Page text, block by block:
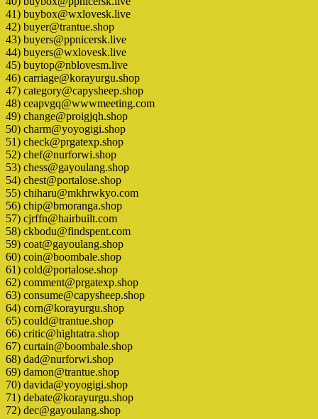
41) buybox@wxlovesk.live
42) buyer@trantue.shop
43) buyers@ppnicersk.live
44) buyers@wxlovesk.live
45) buytop@nblovesm.live
46) carriage@korayurgu.shop
47) category@capysheep.shop
48) ceapvgq@wwwmeeting.com
49) change@proigjqh.shop
50) charm@yoyogigi.shop
51) check@prgatexp.shop
52) chef@nurforwi.shop
53) chess@gayoulang.shop
54) chest@portalose.shop
55) chiharu@mkhrwkyo.com
56) chip@bmoranga.shop
57) cjrffn@hairbuilt.com
58) ckbodu@findspent.com
59) coat@gayoulang.shop
60) coin@boombale.shop
61) cold@portalose.shop
62) comment@prgatexp.shop
63) consume@capysheep.shop
64) corn@korayurgu.shop
65) could@trantue.shop
66) critic@hightatra.shop
67) curtain@boombale.shop
68) dad@nurforwi.shop
69) damon@trantue.shop
70) davida@yoyogigi.shop
71) debate@korayurgu.shop
72) dec@gayoulang.shop